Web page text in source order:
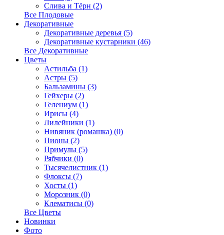
Слива и Тёрн (2)
Все Плодовые
Декоративные
Декоративные деревья (5)
Декоративные кустарники (46)
Все Декоративные
Цветы
Астильба (1)
Астры (5)
Бальзамины (3)
Гейхеры (2)
Гелениум (1)
Ирисы (4)
Лилейники (1)
Нивяник (ромашка) (0)
Пионы (2)
Примулы (5)
Рябчики (0)
Тысячелистник (1)
Флоксы (7)
Хосты (1)
Морозник (0)
Клематисы (0)
Все Цветы
Новинки
Фото